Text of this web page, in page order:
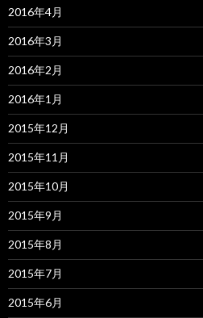
2016年4月
2016年3月
2016年2月
2016年1月
2015年12月
2015年11月
2015年10月
2015年9月
2015年8月
2015年7月
2015年6月